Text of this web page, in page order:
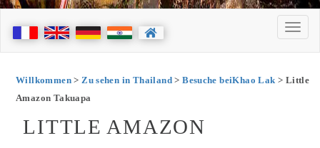
Willkommen>Zu sehen in Thailand>Besuche beiKhao Lak > Little
Amazon Takuapa
LITTLE AMAZON